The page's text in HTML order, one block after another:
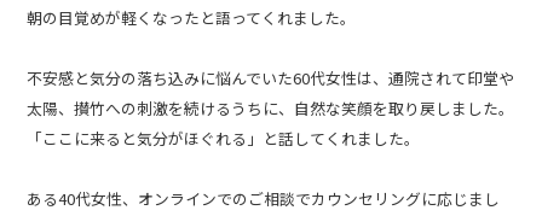
朝の目覚めが軽くなったと語ってくれました。
不安感と気分の落ち込みに悩んでいた60代女性は、通院されて印堂や
太陽、攅竹への刺激を続けるうちに、自然な笑顔を取り戻しました。
「ここに来ると気分がほぐれる」と話してくれました。
ある40代女性、オンラインでのご相談でカウンセリングに応じまし